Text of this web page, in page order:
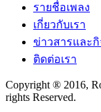
รายชื่อเพลง
เกี่ยวกับเรา
ข่าวสารและ
ติดต่อเรา
Copyright ® 2016,
rights Reserved.